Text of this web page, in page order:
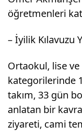
öğretmenleri
– İyilik Kılavuzu
Ortaokul, lise
kategorilerinde
takım, 33 gün
anlatan bir
ziyareti, cami